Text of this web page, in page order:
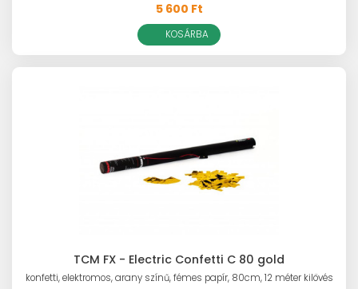
5 600 Ft
KOSÁRBA
TCM FX - Electric Confetti C 80 gold
konfetti, elektromos, arany színű, fémes papír, 80cm, 12 méter kilövés